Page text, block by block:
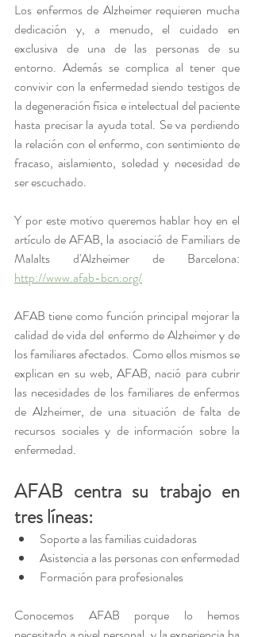
Los enfermos de Alzheimer requieren mucha
dedicación y, a menudo, el cuidado en
exclusiva de una de las personas de su
entorno. Además se complica al tener que
convivir con la enfermedad siendo testigos de
la degeneración física e intelectual del paciente
hasta precisar la ayuda total. Se va perdiendo
la relación con el enfermo, con sentimiento de
fracaso, aislamiento, soledad y necesidad de
ser escuchado.
Y por este motivo queremos hablar hoy en el
artículo de AFAB, la asociació de Familiars de
http://www.afab-bcn.org/
AFAB tiene como función principal mejorar la
calidad de vida del enfermo de Alzheimer y de
los familiares afectados. Como ellos mismos se
explican en su web, AFAB, nació para cubrir
las necesidades de los familiares de enfermos
de Alzheimer, de una situación de falta de
recursos sociales y de información sobre la
enfermedad.
AFAB centra su trabajo en
tres líneas:
Soporte a las familias cuidadoras
Asistencia a las personas con enfermedad
Formación para profesionales
Conocemos AFAB porque lo hemos